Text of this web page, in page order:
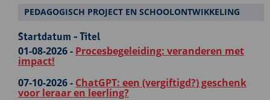
PEDAGOGISCH PROJECT EN SCHOOLONTWIKKELING
Startdatum - Titel
01-08-2026 - Procesbegeleiding: veranderen met
impact!
07-10-2026 - ChatGPT: een (vergiftigd?) geschenk
voor leraar en leerling?